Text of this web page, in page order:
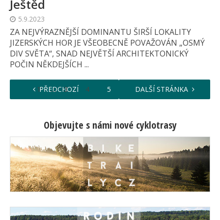
Ještěd
5.9.2023
ZA NEJVÝRAZNĚJŠÍ DOMINANTU ŠIRŠÍ LOKALITY
JIZERSKÝCH HOR JE VŠEOBECNĚ POVAŽOVÁN „OSMÝ
DIV SVĚTA“, SNAD NEJVĚTŠÍ ARCHITEKTONICKÝ
POČIN NĚKDEJŠÍCH ...
PŘEDCHOZÍ
1 … 3 4 5 7 … 11
DALŠÍ STRÁNKA
Objevujte s námi nové cyklotrasy